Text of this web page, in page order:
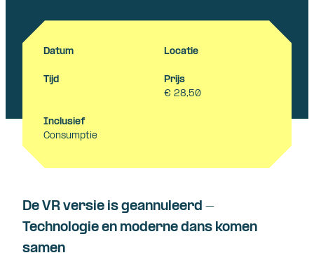
Datum Locatie
Tijd
Prijs
€ 28,50
Inclusief
Consumptie
De VR versie is geannuleerd -
Technologie en moderne dans komen
samen